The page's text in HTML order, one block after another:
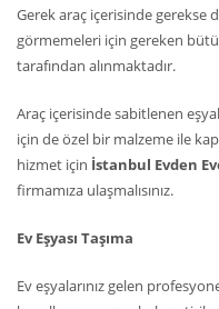
Gerek araç içerisinde gerekse
görmemeleri için gereken
tarafından alınmaktadır.
Araç içerisinde sabitlenen
için de özel bir malzeme ile
hizmet için İstanbul Evden
firmamıza ulaşmalısınız.
Ev Eşyası Taşıma
Ev eşyalarınız gelen